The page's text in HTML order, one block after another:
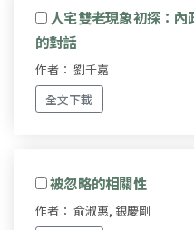
人宅雙老現象初探：
的對話
作者： 劉千嘉
全文下載
被忽略的相關性
作者： 俞淑惠, 銀慶剛